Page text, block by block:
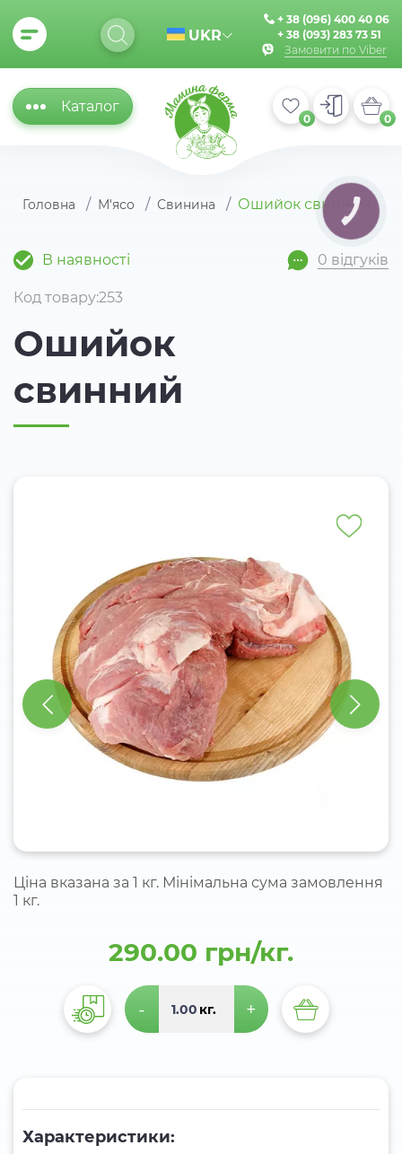
UKR
+ 38 (096) 400 40 06
+ 38 (093) 283 73 51
Замовити по Viber
Каталог
0 0
Головна М'ясо Свинина Ошийок свинний
Код товару:253
Ошийок
свинний
В наявності 0 відгуків
Ціна вказана за 1 кг. Мінімальна сума замовлення
1 кг.
290.00 грн/кг.
- кг. +
Характеристики:
КНОПКА
ЗВ'ЯЗКУ